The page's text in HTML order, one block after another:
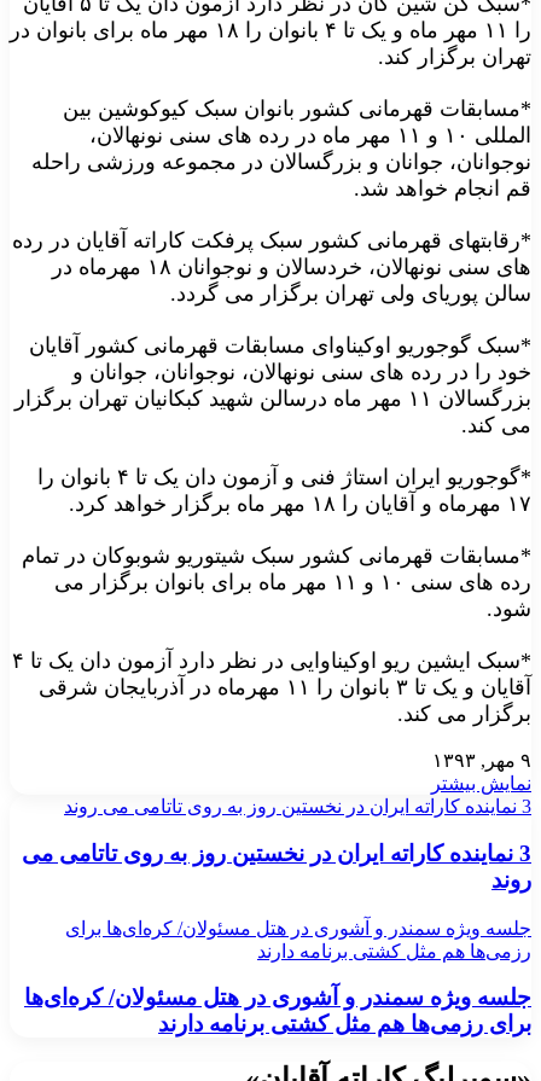
را ۱۱ مهر ماه و یک تا ۴ بانوان را ۱۸ مهر ماه برای بانوان در
تهران برگزار کند.
*مسابقات قهرمانی کشور بانوان سبک کیوکوشین بین
المللی ۱۰ و ۱۱ مهر ماه در رده های سنی نونهالان،
نوجوانان، جوانان و بزرگسالان در مجموعه ورزشی راحله
قم انجام خواهد شد.
*رقابتهای قهرمانی کشور سبک پرفکت کاراته آقایان در رده
های سنی نونهالان، خردسالان و نوجوانان ۱۸ مهرماه در
سالن پوریای ولی تهران برگزار می گردد.
*سبک گوجوریو اوکیناوای مسابقات قهرمانی کشور آقایان
خود را در رده های سنی نونهالان، نوجوانان، جوانان و
بزرگسالان ۱۱ مهر ماه درسالن شهید کبکانیان تهران برگزار
می کند.
*گوجوریو ایران استاژ فنی و آزمون دان یک تا ۴ بانوان را
۱۷ مهرماه و آقایان را ۱۸ مهر ماه برگزار خواهد کرد.
*مسابقات قهرمانی کشور سبک شیتوریو شوبوکان در تمام
رده های سنی ۱۰ و ۱۱ مهر ماه برای بانوان برگزار می
شود.
*سبک ایشین ریو اوکیناوایی در نظر دارد آزمون دان یک تا ۴
آقایان و یک تا ۳ بانوان را ۱۱ مهرماه در آذربایجان شرقی
برگزار می کند.
۹ مهر, ۱۳۹۳
نمایش بیشتر
3 نماینده کاراته ایران در نخستین روز به روی تاتامی می روند
3 نماینده کاراته ایران در نخستین روز به روی تاتامی می
روند
جلسه ویژه سمندر و آشوری در هتل مسئولان/ کره‌ای‌ها برای
رزمی‌‌ها هم‌ مثل کشتی برنامه‌ دارند
جلسه ویژه سمندر و آشوری در هتل مسئولان/ کره‌ای‌ها
برای رزمی‌‌ها هم‌ مثل کشتی برنامه‌ دارند